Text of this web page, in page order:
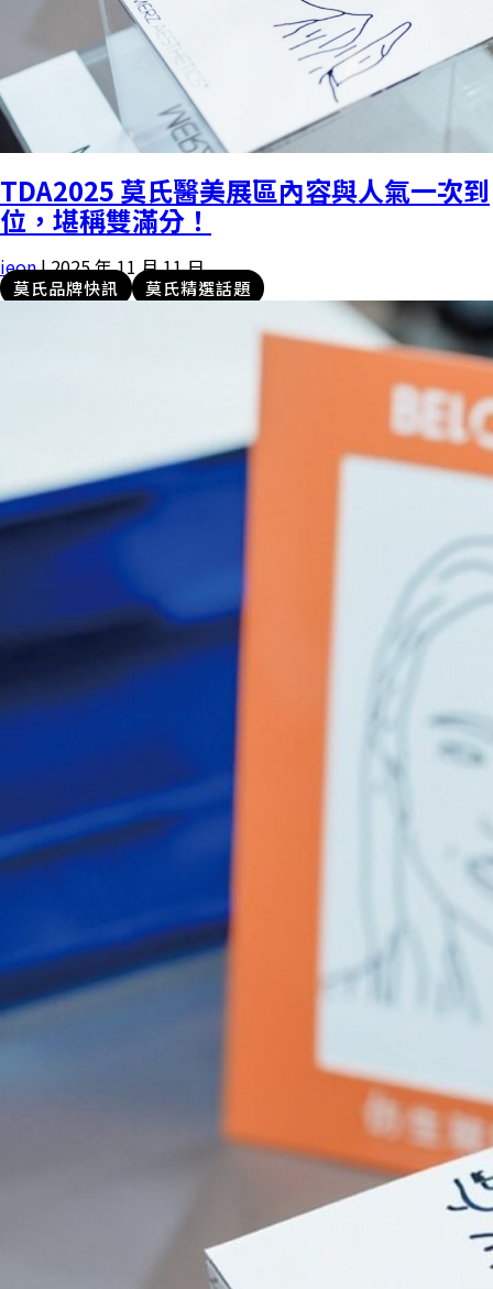
TDA2025 莫氏醫美展區內容與人氣一次到
位，堪稱雙滿分！
ieon|2025 年 11 月 11 日
莫氏品牌快訊 莫氏精選話題